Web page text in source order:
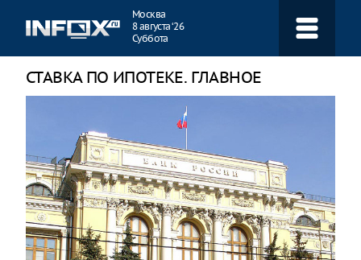
Москва
8 августа ‘26
Суббота
СТАВКА ПО ИПОТЕКЕ. ГЛАВНОЕ